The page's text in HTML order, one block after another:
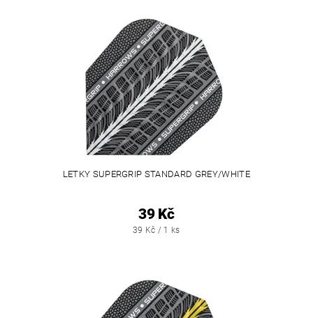
LETKY SUPERGRIP STANDARD GREY/WHITE
39 Kč
39 Kč / 1 ks